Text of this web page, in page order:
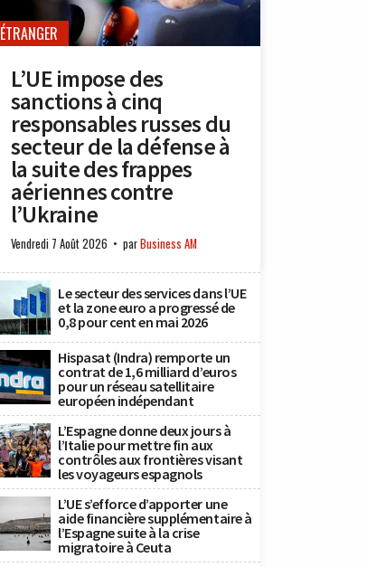
ÉTRANGER
L’UE impose des
sanctions à cinq
responsables russes du
secteur de la défense à
la suite des frappes
aériennes contre
l’Ukraine
Vendredi 7 Août 2026 parBusiness AM
Le secteur des services dans l’UE
et la zone euro a progressé de
0,8 pour cent en mai 2026
Hispasat (Indra) remporte un
contrat de 1,6 milliard d’euros
pour un réseau satellitaire
européen indépendant
L’Espagne donne deux jours à
l’Italie pour mettre fin aux
contrôles aux frontières visant
les voyageurs espagnols
L’UE s’efforce d’apporter une
aide financière supplémentaire à
l’Espagne suite à la crise
migratoire à Ceuta